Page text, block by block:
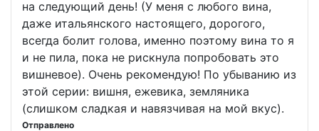
на следующий день! (У меня с любого вина,
даже итальянского настоящего, дорогого,
всегда болит голова, именно поэтому вина то я
и не пила, пока не рискнула попробовать это
вишневое). Очень рекомендую! По убыванию из
этой серии: вишня, ежевика, земляника
(слишком сладкая и навязчивая на мой вкус).
Отправлено